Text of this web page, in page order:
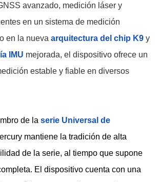
avanzado, medición láser y
en un sistema de medición
en la nueva arquitectura del chip K9 y
ía IMU mejorada, el dispositivo ofrece un
estable y fiable en diversos
de la serie Universal de
mantiene la tradición de alta
de la serie, al tiempo que supone
El dispositivo cuenta con una